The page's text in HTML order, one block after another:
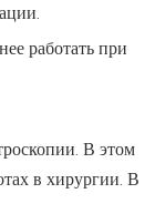
работать при
В этом
в хирургии. В